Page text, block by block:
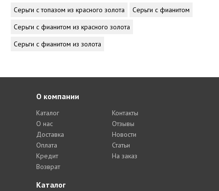
Серьги с топазом из красного золота
Серьги с фианитом
Серьги с фианитом из красного золота
Серьги с фианитом из золота
Каталог
О компании
Каталог
О нас
Доставка
Оплата
Кредит
Возврат
Контакты
Отзывы
Новости
Статьи
На заказ